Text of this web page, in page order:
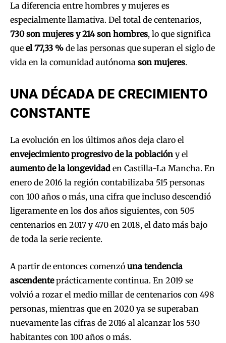
La diferencia entre hombres y mujeres es
especialmente llamativa. Del total de centenarios,
730 son mujeres y 214 son hombres, lo que significa
que el 77,33 % de las personas que superan el siglo de
vida en la comunidad autónoma son mujeres.
UNA DÉCADA DE CRECIMIENTO
CONSTANTE
La evolución en los últimos años deja claro el
envejecimiento progresivo de la población y el
aumento de la longevidad en Castilla-La Mancha. En
enero de 2016 la región contabilizaba 515 personas
con 100 años o más, una cifra que incluso descendió
ligeramente en los dos años siguientes, con 505
centenarios en 2017 y 470 en 2018, el dato más bajo
de toda la serie reciente.
A partir de entonces comenzó una tendencia
ascendenteprácticamente continua. En 2019 se
volvió a rozar el medio millar de centenarios con 498
personas, mientras que en 2020 ya se superaban
nuevamente las cifras de 2016 al alcanzar los 530
habitantes con 100 años o más.